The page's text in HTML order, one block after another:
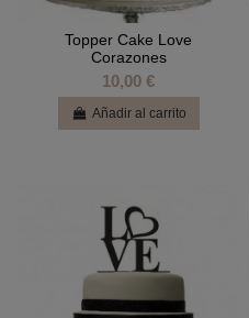
Topper Cake Love
Corazones
10,00 €
Añadir al carrito